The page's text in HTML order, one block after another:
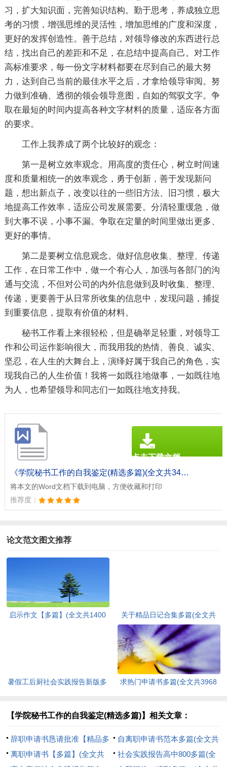
习，扩大知识面，完善知识结构。勤于思考，养成独立思
考的习惯，增强思维的灵活性，增加思维的广度和深度，
更好的发挥创造性。善于总结，对领导修改的东西进行总
结，找出自己的差距和不足，在总结中提高自己。对工作
高标准要求，每一份文字材料都要在尽到自己的最大努
力，达到自己当前的最佳水平之后，才拿给领导审阅。努
力做到准确、透彻的领会领导意图，自如的驾驭文字。争
取在最短的时间内提高各种文字材料的质量，适应各方面
的要求。
工作上我养成了两个比较好的观念：
第一是树立效率观念。用高度的责任心，树立时间速
度和质量相统一的效率观念，勇于创新，善于发现新问
题，想出新点子，改变以往的一些旧方法、旧习惯，极大
地提高工作效率，适应公司发展需要。分清轻重缓急，做
到大事不误，小事不漏。争取在定量的时间里做出更多、
更好的事情。
第二是要树立信息观念。做好信息收集、整理、传递
工作，在日常工作中，做一个有心人，加强与各部门的沟
通与交流，不但对公司的内外信息做到及时收集、整理、
传递，更要善于从日常所收集的信息中，发现问题，捕捉
到重要信息，提取有价值的材料。
秘书工作看上来很轻松，但是确举足轻重，对领导工
作和公司运作影响很大，而我用我的热情、善良、诚实、
坚忍，在人生的大舞台上，演绎好属于我自己的角色，实
现我自己的人生价值！我将一如既往地做事，一如既往地
为人，也希望领导和同志们一如既往地支持我。
《学院秘书工作的自我鉴定(精选多篇)(全文共3465字).doc》
将本文的Word文档下载到电脑，方便收藏和打印
推荐度：
点击下载文档
文档为doc格式
论文范文图文推荐
启示作文【多篇】(全文共1400
关于精品日记合集多篇(全文共
4526字)
暑假工后厨社会实践报告新版多
求热门申请书多篇(全文共3968
【学院秘书工作的自我鉴定(精选多篇)】相关文章：
辞职申请书恳请批准【精品多
篇】(全文共1993字)
自离职申请书范本多篇(全文共
4524字)
离职申请书【多篇】(全文共
社会实践报告高中800多篇(全